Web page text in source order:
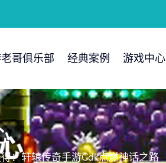
哥俱乐部 经典案例 游戏中心
：轩辕传奇手游cdk点燃神话之路